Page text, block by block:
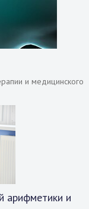
и медицинского
арифметики и